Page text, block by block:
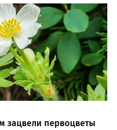
зацвели первоцветы